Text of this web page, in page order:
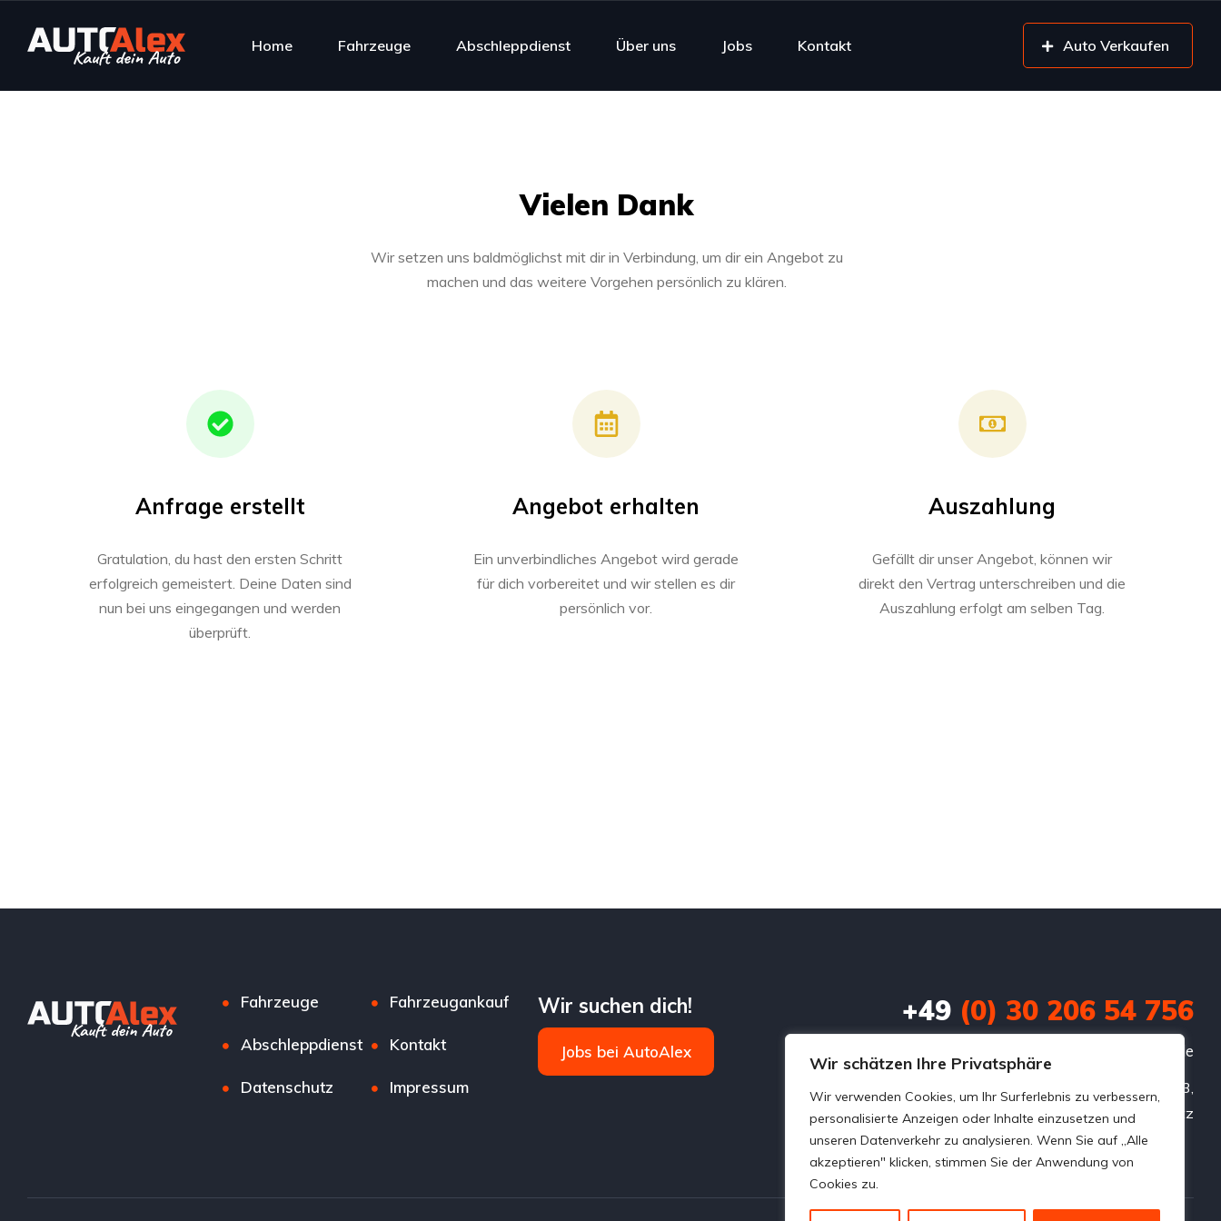
Wir schätzen Ihre Privatsphäre
Wir verwenden Cookies, um Ihr Surferlebnis zu verbessern,
personalisierte Anzeigen oder Inhalte einzusetzen und
unseren Datenverkehr zu analysieren. Wenn Sie auf „Alle
akzeptieren" klicken, stimmen Sie der Anwendung von
Cookies zu.
Home Fahrzeuge Abschleppdienst Über uns Jobs Kontakt Auto Verkaufen
Vielen Dank
Wir setzen uns baldmöglichst mit dir in Verbindung, um dir ein Angebot zu
machen und das weitere Vorgehen persönlich zu klären.
Anfrage erstellt
Gratulation, du hast den ersten Schritt
erfolgreich gemeistert. Deine Daten sind
nun bei uns eingegangen und werden
überprüft.
Angebot erhalten
Ein unverbindliches Angebot wird gerade
für dich vorbereitet und wir stellen es dir
persönlich vor.
Auszahlung
Gefällt dir unser Angebot, können wir
direkt den Vertrag unterschreiben und die
Auszahlung erfolgt am selben Tag.
Fahrzeuge Fahrzeugankauf
Abschleppdienst Kontakt
Datenschutz Impressum
Wir suchen dich!
Jobs bei AutoAlex
+49(0) 30 206 54 756
info@autoalexankauf.de
Prenzlauer Chaussee 3,